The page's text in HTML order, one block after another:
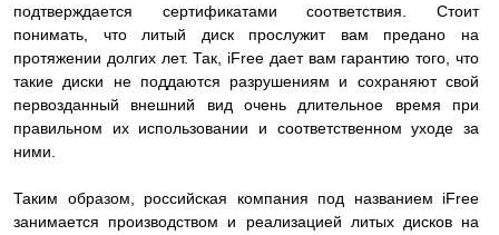
подтверждается сертификатами соответствия. Стоит
понимать, что литый диск прослужит вам предано на
протяжении долгих лет. Так, iFree дает вам гарантию того, что
такие диски не поддаются разрушениям и сохраняют свой
первозданный внешний вид очень длительное время при
правильном их использовании и соответственном уходе за
ними.
Таким образом, российская компания под названием iFree
занимается производством и реализацией литых дисков на